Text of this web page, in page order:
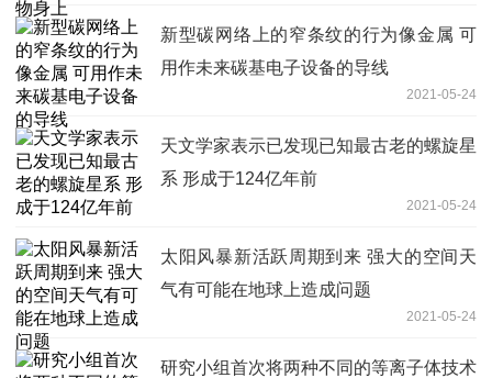
新型碳网络上的窄条纹的行为像金属 可
用作未来碳基电子设备的导线
2021-05-24
天文学家表示已发现已知最古老的螺旋星
系 形成于124亿年前
2021-05-24
太阳风暴新活跃周期到来 强大的空间天
气有可能在地球上造成问题
2021-05-24
研究小组首次将两种不同的等离子体技术